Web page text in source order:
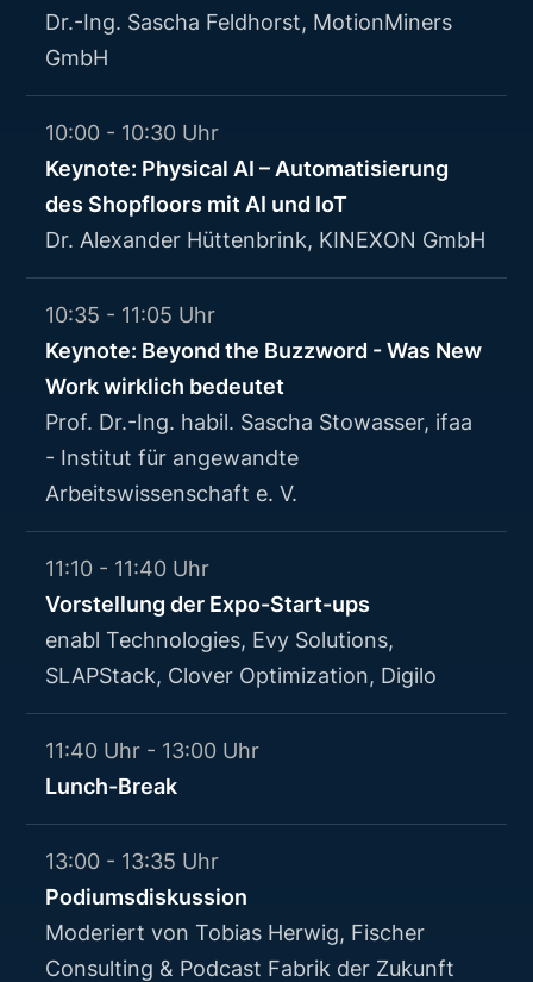
Dr.-Ing. Sascha Feldhorst, MotionMiners
GmbH
10:00 - 10:30 Uhr
Keynote: Physical AI – Automatisierung
des Shopfloors mit AI und IoT
Dr. Alexander Hüttenbrink, KINEXON GmbH
10:35 - 11:05 Uhr
Keynote: Beyond the Buzzword - Was New
Work wirklich bedeutet
Prof. Dr.-Ing. habil. Sascha Stowasser, ifaa
- Institut für angewandte
Arbeitswissenschaft e. V.
11:10 - 11:40 Uhr
Vorstellung der Expo-Start-ups
enabl Technologies, Evy Solutions,
SLAPStack, Clover Optimization, Digilo
11:40 Uhr - 13:00 Uhr
Lunch-Break
13:00 - 13:35 Uhr
Podiumsdiskussion
Moderiert von Tobias Herwig, Fischer
Consulting & Podcast Fabrik der Zukunft